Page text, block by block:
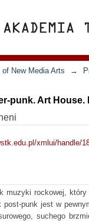
New Media Arts →
punk. Art
xmlui/handle/
muzyki rockowej,
post-punk jest w
suchego